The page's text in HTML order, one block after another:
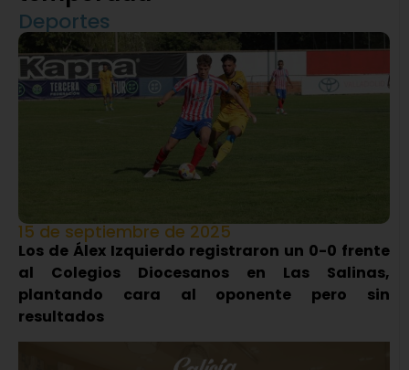
Deportes
15 de septiembre de 2025
Los de Álex Izquierdo registraron un 0-0 frente
al Colegios Diocesanos en Las Salinas,
plantando cara al oponente pero sin
resultados